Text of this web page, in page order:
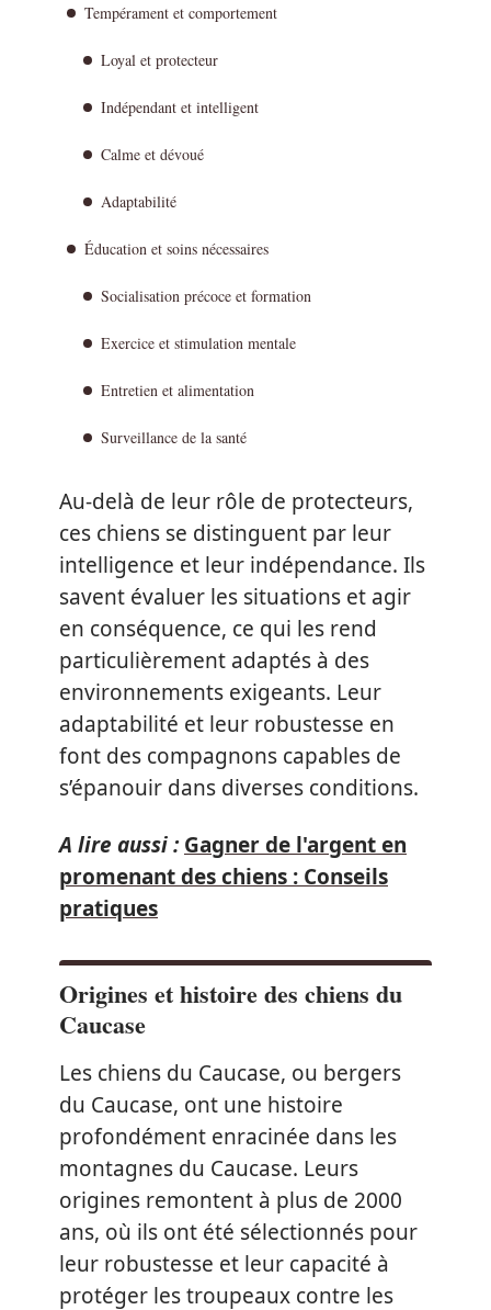
Tempérament et comportement
Loyal et protecteur
Indépendant et intelligent
Calme et dévoué
Adaptabilité
Éducation et soins nécessaires
Socialisation précoce et formation
Exercice et stimulation mentale
Entretien et alimentation
Surveillance de la santé
Au-delà de leur rôle de protecteurs,
ces chiens se distinguent par leur
intelligence et leur indépendance. Ils
savent évaluer les situations et agir
en conséquence, ce qui les rend
particulièrement adaptés à des
environnements exigeants. Leur
adaptabilité et leur robustesse en
font des compagnons capables de
s’épanouir dans diverses conditions.
A lire aussi : Gagner de l'argent en
promenant des chiens : Conseils
pratiques
Origines et histoire des chiens du
Caucase
Les chiens du Caucase, ou bergers
du Caucase, ont une histoire
profondément enracinée dans les
montagnes du Caucase. Leurs
origines remontent à plus de 2000
ans, où ils ont été sélectionnés pour
leur robustesse et leur capacité à
protéger les troupeaux contre les